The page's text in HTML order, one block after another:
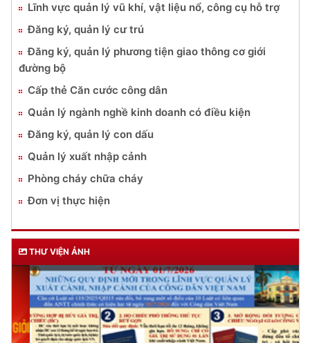
Lĩnh vực quản lý vũ khí, vật liệu nổ, công cụ hỗ trợ
Đăng ký, quản lý cư trú
Đăng ký, quản lý phương tiện giao thông cơ giới
đường bộ
Cấp thẻ Căn cước công dân
Quản lý ngành nghề kinh doanh có điều kiện
Đăng ký, quản lý con dấu
Quản lý xuất nhập cảnh
Phòng cháy chữa cháy
Đơn vị thực hiện
THƯ VIỆN ẢNH